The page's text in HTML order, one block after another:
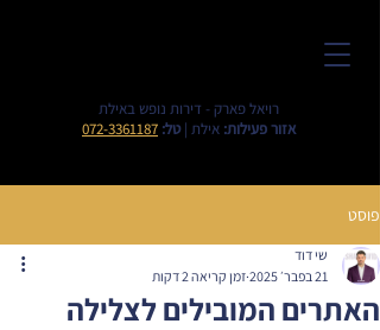
רויאל פארק - דירות נופש באילת
אזור פעילות: אילת |טל: 072-3361187
פוסט
האתרים המובילים לצלילה
שי דוד
21 בפבר׳ 2025
זמן קריאה 2 דקות